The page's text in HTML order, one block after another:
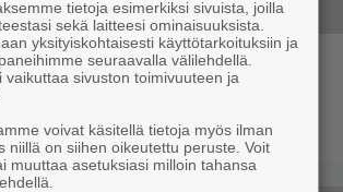
hyiselle Pohjolalle –
keskelle kinoksia
tietoja esimerkiksi sivuista, joilla
sekä laitteesi ominaisuuksista.
yksityiskohtaisesti käyttötarkoituksiin ja
seuraavalla välilehdellä.
vaikuttaa sivuston toimivuuteen ja
voivat käsitellä tietoja myös ilman
niillä on siihen oikeutettu peruste. Voit
muuttaa asetuksiasi milloin tahansa